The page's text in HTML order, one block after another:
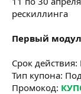
рескиллинга
Первый
Срок
Тип купона:
Промокод: